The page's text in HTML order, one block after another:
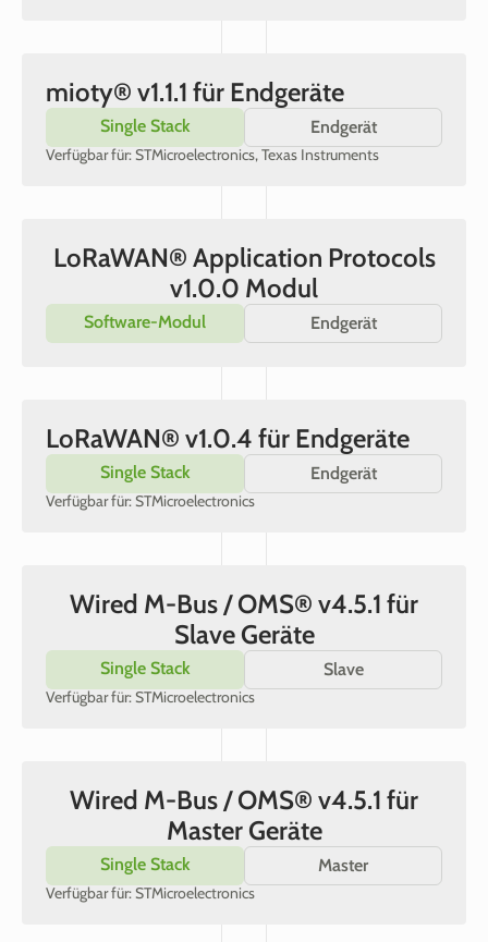
mioty® v1.1.1 für Endgeräte
Single Stack Endgerät
Verfügbar für: STMicroelectronics, Texas Instruments
LoRaWAN® Application Protocols
v1.0.0 Modul
Software-Modul Endgerät
LoRaWAN® v1.0.4 für Endgeräte
Single Stack Endgerät
Verfügbar für: STMicroelectronics
Wired M-Bus / OMS® v4.5.1 für
Slave Geräte
Single Stack Slave
Verfügbar für: STMicroelectronics
Wired M-Bus / OMS® v4.5.1 für
Master Geräte
Single Stack Master
Verfügbar für: STMicroelectronics